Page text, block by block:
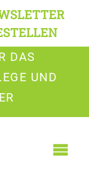
DAS
UND